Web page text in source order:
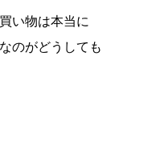
い物は本当に
のがどうしても